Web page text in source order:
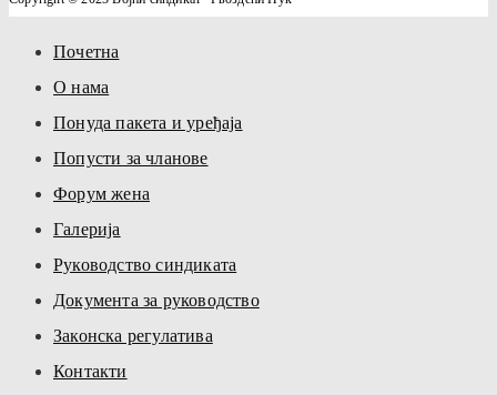
Почетна
О нама
Понуда пакета и уређаја
Попусти за чланове
Форум жена
Галерија
Руководство синдиката
Документа за руководство
Законска регулатива
Контакти